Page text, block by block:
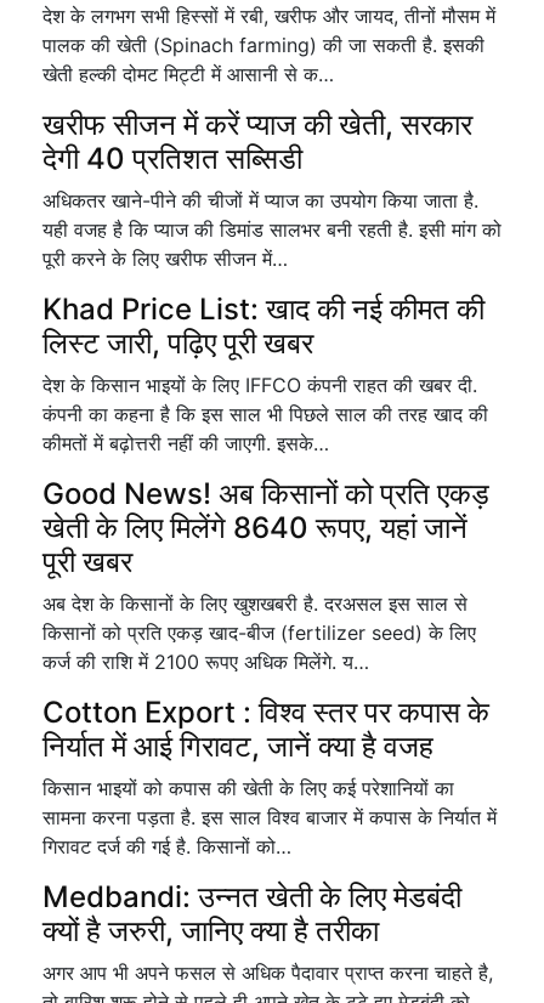
देश के लगभग सभी हिस्सों में रबी, खरीफ और जायद, तीनों मौसम में
पालक की खेती (Spinach farming) की जा सकती है. इसकी
खेती हल्की दोमट मिट्टी में आसानी से क…
खरीफ सीजन में करें प्याज की खेती, सरकार
देगी 40 प्रतिशत सब्सिडी
अधिकतर खाने-पीने की चीजों में प्याज का उपयोग किया जाता है.
यही वजह है कि प्याज की डिमांड सालभर बनी रहती है. इसी मांग को
पूरी करने के लिए खरीफ सीजन में…
Khad Price List: खाद की नई कीमत की
लिस्ट जारी, पढ़िए पूरी खबर
देश के किसान भाइयों के लिए IFFCO कंपनी राहत की खबर दी.
कंपनी का कहना है कि इस साल भी पिछले साल की तरह खाद की
कीमतों में बढ़ोत्तरी नहीं की जाएगी. इसके…
Good News! अब किसानों को प्रति एकड़
खेती के लिए मिलेंगे 8640 रूपए, यहां जानें
पूरी खबर
अब देश के किसानों के लिए खुशखबरी है. दरअसल इस साल से
किसानों को प्रति एकड़ खाद-बीज (fertilizer seed) के लिए
कर्ज की राशि में 2100 रूपए अधिक मिलेंगे. य…
Cotton Export : विश्व स्तर पर कपास के
निर्यात में आई गिरावट, जानें क्या है वजह
किसान भाइयों को कपास की खेती के लिए कई परेशानियों का
सामना करना पड़ता है. इस साल विश्व बाजार में कपास के निर्यात में
गिरावट दर्ज की गई है. किसानों को…
Medbandi: उन्नत खेती के लिए मेडबंदी
क्यों है जरुरी, जानिए क्या है तरीका
अगर आप भी अपने फसल से अधिक पैदावार प्राप्त करना चाहते है,